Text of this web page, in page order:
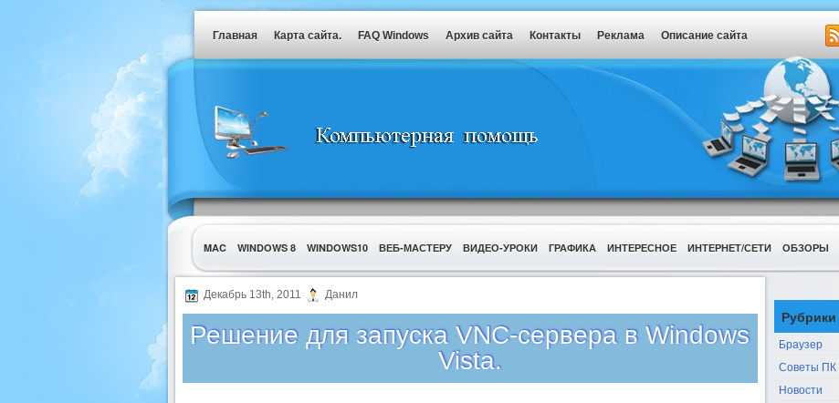
Главная Карта сайта. FAQ Windows Архив сайта Контакты Реклама Описание сайта
MAC WINDOWS 8 WINDOWS10 ВЕБ-МАСТЕРУ ВИДЕО-УРОКИ ГРАФИКА ИНТЕРЕСНОЕ ИНТЕРНЕТ/СЕТИ ОБЗОРЫ
УТИЛИТЫ
Декабрь 13th, 2011 Данил
Решение для запуска VNC-сервера в Windows
Vista.
Рубрики
Браузер
Советы ПК
Новости